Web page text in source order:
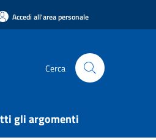
Accedi all'area personale
Cerca
gli argomenti